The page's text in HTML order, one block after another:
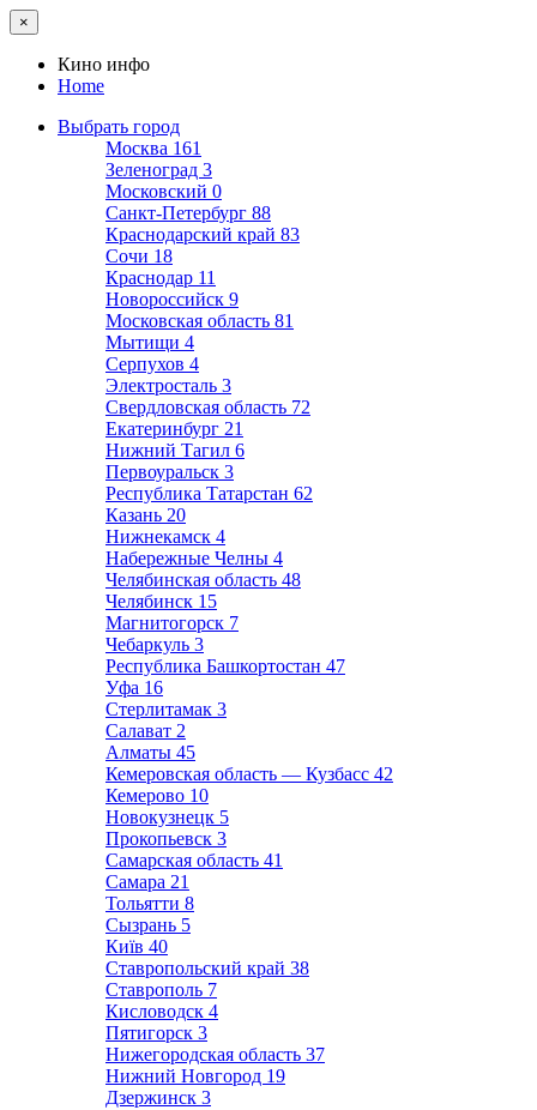
×
Кино инфо
Home
Выбрать город
Москва 161
Зеленоград 3
Московский 0
Санкт-Петербург 88
Краснодарский край 83
Сочи 18
Краснодар 11
Новороссийск 9
Московская область 81
Мытищи 4
Серпухов 4
Электросталь 3
Свердловская область 72
Екатеринбург 21
Нижний Тагил 6
Первоуральск 3
Республика Татарстан 62
Казань 20
Нижнекамск 4
Набережные Челны 4
Челябинская область 48
Челябинск 15
Магнитогорск 7
Чебаркуль 3
Республика Башкортостан 47
Уфа 16
Стерлитамак 3
Салават 2
Алматы 45
Кемеровская область — Кузбасс 42
Кемерово 10
Новокузнецк 5
Прокопьевск 3
Самарская область 41
Самара 21
Тольятти 8
Сызрань 5
Київ 40
Ставропольский край 38
Ставрополь 7
Кисловодск 4
Пятигорск 3
Нижегородская область 37
Нижний Новгород 19
Дзержинск 3